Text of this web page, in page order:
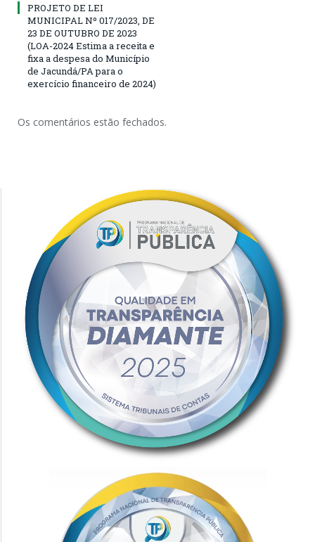
PROJETO DE LEI
MUNICIPAL Nº 017/2023, DE
23 DE OUTUBRO DE 2023
(LOA-2024 Estima a receita e
fixa a despesa do Município
de Jacundá/PA para o
exercício financeiro de 2024)
Os comentários estão fechados.